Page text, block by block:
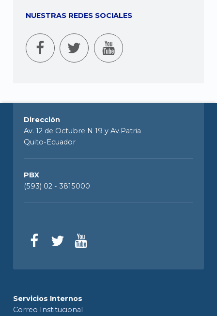
NUESTRAS REDES SOCIALES
Dirección
Av. 12 de Octubre N 19 y Av.Patria
Quito-Ecuador
PBX
(593) 02 - 3815000
Servicios Internos
Correo Institucional